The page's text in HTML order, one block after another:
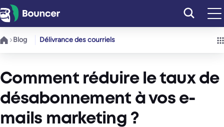
Aller
au
contenu
Blog Délivrance des courriels
Comment réduire le taux de
désabonnement à vos e-
mails marketing ?